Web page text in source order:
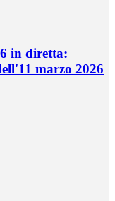
in diretta:
marzo 2026